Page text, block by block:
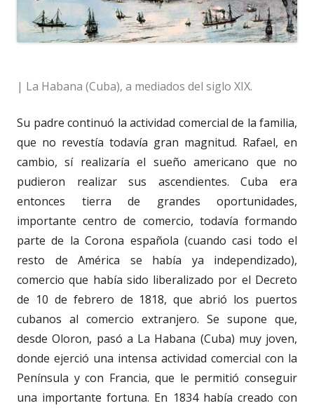
| La Habana (Cuba), a mediados del siglo XIX.
Su padre continuó la actividad comercial de la familia,
que no revestía todavía gran magnitud. Rafael, en
cambio, sí realizaría el sueño americano que no
pudieron realizar sus ascendientes. Cuba era
entonces tierra de grandes oportunidades,
importante centro de comercio, todavía formando
parte de la Corona española (cuando casi todo el
resto de América se había ya independizado),
comercio que había sido liberalizado por el Decreto
de 10 de febrero de 1818, que abrió los puertos
cubanos al comercio extranjero. Se supone que,
desde Oloron, pasó a La Habana (Cuba) muy joven,
donde ejerció una intensa actividad comercial con la
Península y con Francia, que le permitió conseguir
una importante fortuna. En 1834 había creado con